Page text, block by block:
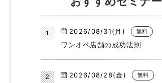
2026/08/31(月) 無料
ワンオペ店舗の成功法則
2026/08/28(金) 無料